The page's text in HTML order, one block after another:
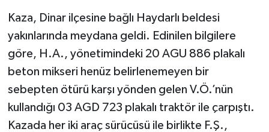
Kaza, Dinar ilçesine bağlı Haydarlı beldesi
yakınlarında meydana geldi. Edinilen bilgilere
göre, H.A., yönetimindeki 20 AGU 886 plakalı
beton mikseri henüz belirlenemeyen bir
sebepten ötürü karşı yönden gelen V.Ö.’nün
kullandığı 03 AGD 723 plakalı traktör ile çarpıştı.
Kazada her iki araç sürücüsü ile birlikte F.Ş.,